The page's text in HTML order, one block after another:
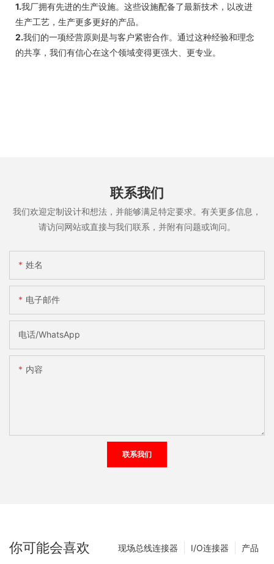
1.我厂拥有先进的生产设施。这些设施配备了最新技术，以改进
生产工艺，生产更多更好的产品。
2.我们的一项经营原则是与客户紧密合作。通过这种经验和理念
的共享，我们有信心在这个领域变得更强大、更专业。
联系我们
我们欢迎定制设计和想法，并能够满足特定要求。有关更多信息，
请访问网站或直接与我们联系，并附有问题或询问。
姓名
电子邮件
电话/WhatsApp
内容
联系我们
你可能会喜欢 产品
I/O连接器
现场总线连接器